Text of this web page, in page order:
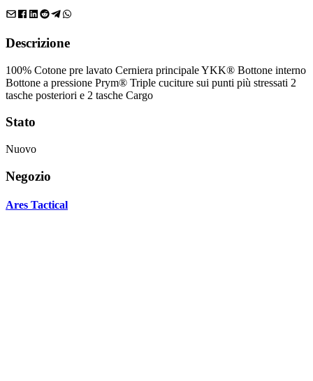
Descrizione
100% Cotone pre lavato Cerniera principale YKK® Bottone interno
Bottone a pressione Prym® Triple cuciture sui punti più stressati 2
tasche posteriori e 2 tasche Cargo
Stato
Nuovo
Negozio
Ares Tactical